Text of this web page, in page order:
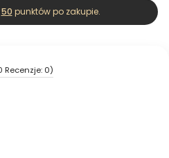
50 punktów po zakupie.
Recenzje: 0)